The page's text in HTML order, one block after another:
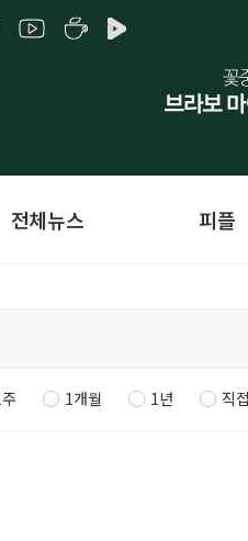
전체뉴스 피플
1개월 1년 직